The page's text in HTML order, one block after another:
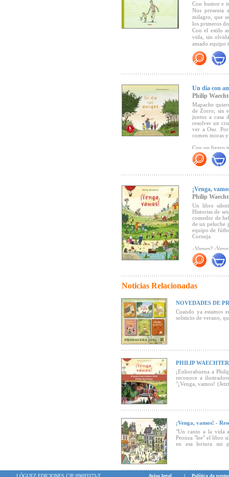
Con humor e
Nos presenta
milagro, que
los primeros
Con el estilo
vida, sin
amado equipo
Resulta
padre.
"...Waechter
consigue sin
humor y una
recién nacido
una enorme
Educación y
Un día con
Philip
Mapache
de Zorro; sin
juntos a casa
resolver un
ver a Oso.
comen moras
Con un ligero
cinco amigos,
tejones, osos
dejar que el
amistad" (
Seleccionado
Premio Libro
Librerías de
"... Los
clara, las
muy
gran
¡Venga,
Philip
Un libro
Historias de
comedor de
de un peluche
equipo de
Corneja.
¿Vienes?
Premio Uwe
"Siendo un
cuando ambos
el oso y el
el campo o de
conjunto
vez"(Revista
"Un canto a
Noticias Relacionadas
NOVEDADES DE
Cuando ya estamos
solsticio de verano,
PHILIP
¡Enhorabuena a
reconoce a
"¡Venga, vamos!
¡Venga, vamos! -
"Un canto a la vida
Peonza "lee" el libro
en esa lectura sin
LÓGUEZ EDICIONES CIF:09693373-T Aviso legal | Política de